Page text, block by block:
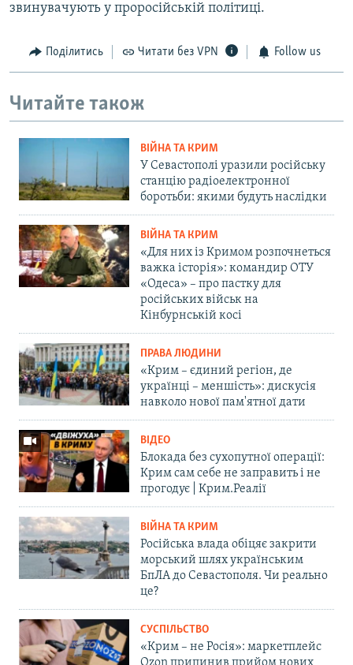
звинувачують у проросійській політиці.
Поділитись Читати без VPN Follow us
Читайте також
ВІЙНА ТА КРИМ
У Севастополі уразили російську
станцію радіоелектронної
боротьби: якими будуть наслідки
ВІЙНА ТА КРИМ
«Для них із Кримом розпочнеться
важка історія»: командир ОТУ
«Одеса» – про пастку для
російських військ на
Кінбурнській косі
ПРАВА ЛЮДИНИ
«Крим – єдиний регіон, де
українці – меншість»: дискусія
навколо нової пам'ятної дати
ВІДЕО
Блокада без сухопутної операції:
Крим сам себе не заправить і не
прогодує | Крим.Реалії
ВІЙНА ТА КРИМ
Російська влада обіцяє закрити
морський шлях українським
БпЛА до Севастополя. Чи реально
це?
СУСПІЛЬСТВО
«Крим – не Росія»: маркетплейс